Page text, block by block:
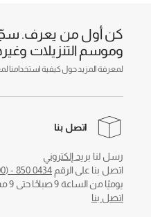
كن أول من يعرف. سجّل
وموسم التنزيلات
لمعرفة المزيد حول كيفية استخدامنا
اتصل بنا
رسل لنا بريد إلكتروني
اتصل بنا على الرقم 0434 850 - (800)
يوميًا من الساعة 9 صباحًا حتى 9 مساءً
اتصل بنا